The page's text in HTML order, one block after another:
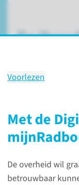
Voorlezen
Met de
De overheid wil
betrouwbaar
dossier
Patiëntenzorg